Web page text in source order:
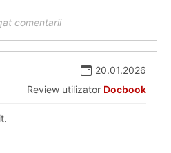
comentarii
20.01.2026
Review utilizator Docbook